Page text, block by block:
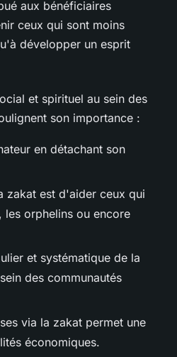
aux bénéficiaires
ceux qui sont moins
développer un esprit
et spirituel au sein des
son importance :
en détachant son
zakat est d'aider ceux qui
les orphelins ou encore
et systématique de la
des communautés
via la zakat permet une
économiques.